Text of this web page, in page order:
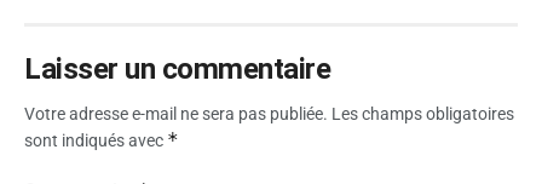
Laisser un commentaire
Votre adresse e-mail ne sera pas publiée. Les champs obligatoires
sont indiqués avec *